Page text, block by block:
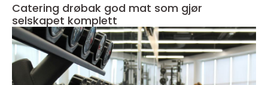
Catering drøbak god mat som gjør
selskapet komplett